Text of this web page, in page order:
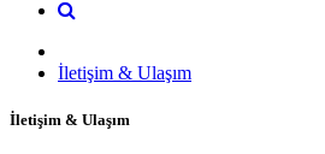
İletişim & Ulaşım
İletişim & Ulaşım